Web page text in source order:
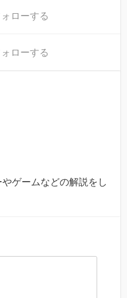
ローする
ローする
ゲームなどの解説をし